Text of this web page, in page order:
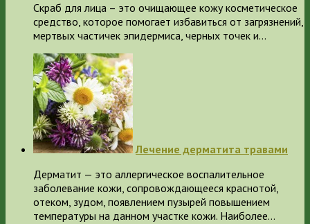
Скраб для лица – это очищающее кожу косметическое
средство, которое помогает избавиться от загрязнений,
мертвых частичек эпидермиса, черных точек и…
Лечение дерматита травами
Дерматит — это аллергическое воспалительное
заболевание кожи, сопровождающееся краснотой,
отеком, зудом, появлением пузырей повышением
температуры на данном участке кожи. Наиболее…